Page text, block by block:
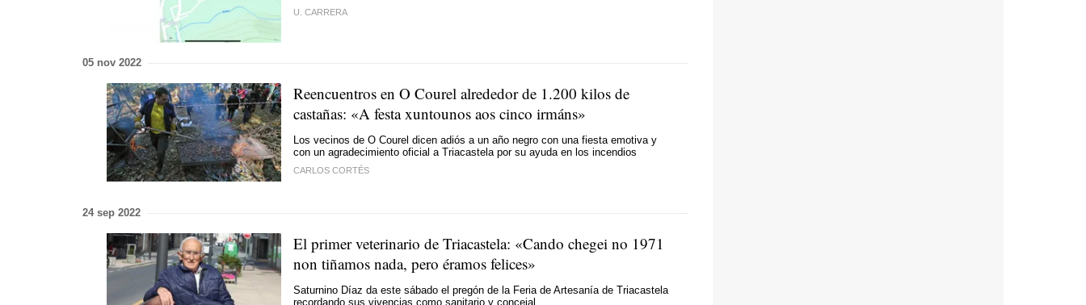
U. CARRERA
05 nov 2022
Reencuentros en O Courel alrededor de 1.200 kilos de
castañas: «A festa xuntounos aos cinco irmáns»
Los vecinos de O Courel dicen adiós a un año negro con una fiesta emotiva y
con un agradecimiento oficial a Triacastela por su ayuda en los incendios
CARLOS CORTÉS
24 sep 2022
El primer veterinario de Triacastela: «Cando chegei no 1971
non tiñamos nada, pero éramos felices»
Saturnino Díaz da este sábado el pregón de la Feria de Artesanía de Triacastela
recordando sus vivencias como sanitario y concejal